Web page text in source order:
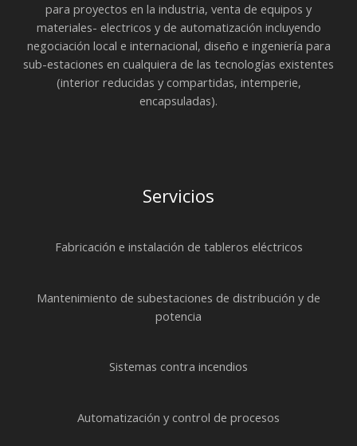
para proyectos en la industria, venta de equipos y
materiales- electricos y de automatización incluyendo
negociación local e internacional, diseño e ingeniería para
sub-estaciones en cualquiera de las tecnologías existentes
(interior reducidas y compartidas, intemperie,
encapsuladas).
Servicios
Fabricación e instalación de tableros eléctricos
Mantenimiento de subestaciones de distribución y de
potencia
Sistemas contra incendios
Automatización y control de procesos